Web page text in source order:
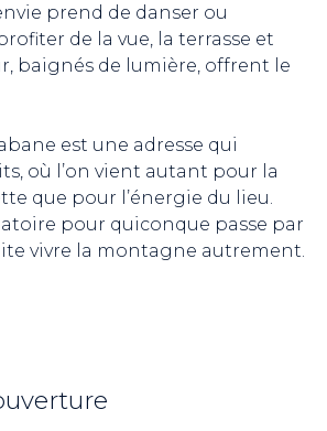
prend de danser ou
de la vue, la terrasse et
baignés de lumière, offrent le
est une adresse qui
où l’on vient autant pour la
que pour l’énergie du lieu.
pour quiconque passe par
vivre la montagne autrement.